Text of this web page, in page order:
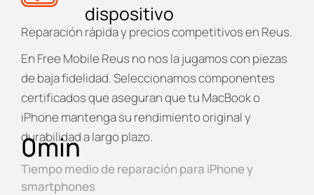
dispositivo
Reparación rápida y precios competitivos en Reus.
En Free Mobile Reus no nos la jugamos con piezas
de baja fidelidad. Seleccionamos componentes
certificados que aseguran que tu MacBook o
iPhone mantenga su rendimiento original y
durabilidad a largo plazo.
Tiempo medio de reparación para iPhone y
smartphones
0min